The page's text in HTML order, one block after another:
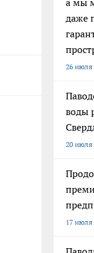
а мы
даже
26 июля
воды
20 июля
17 июля